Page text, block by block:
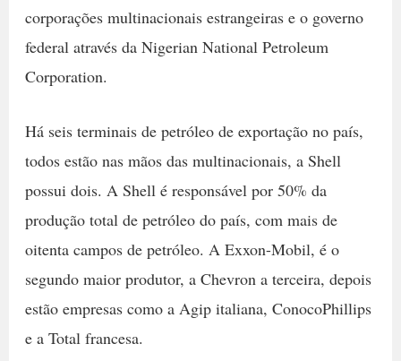
corporações multinacionais estrangeiras e o governo
federal através da Nigerian National Petroleum
Corporation.
Há seis terminais de petróleo de exportação no país,
todos estão nas mãos das multinacionais, a Shell
possui dois. A Shell é responsável por 50% da
produção total de petróleo do país, com mais de
oitenta campos de petróleo. A Exxon-Mobil, é o
segundo maior produtor, a Chevron a terceira, depois
estão empresas como a Agip italiana, ConocoPhillips
e a Total francesa.